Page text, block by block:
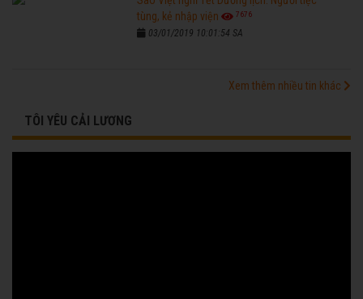
tùng, kẻ nhập viện
7676
03/01/2019 10:01:54 SA
Xem thêm nhiều tin khác
TÔI YÊU CẢI LƯƠNG